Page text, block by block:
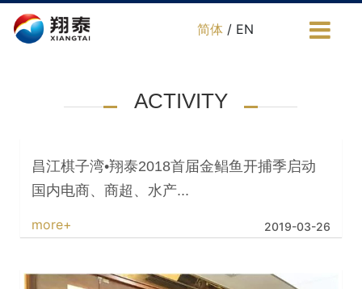
简体 / EN
ACTIVITY
昌江棋子湾•翔泰2018首届金鲳鱼开捕季启动
国内电商、商超、水产...
more+ 2019-03-26